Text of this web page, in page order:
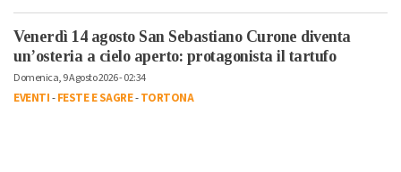
Venerdì 14 agosto San Sebastiano Curone diventa
un’osteria a cielo aperto: protagonista il tartufo
Domenica, 9 Agosto 2026 - 02:34
EVENTI-FESTE E SAGRE-TORTONA